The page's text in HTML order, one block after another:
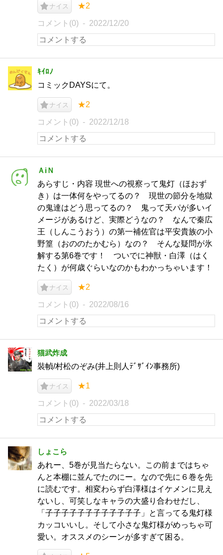
ナイス ★2
コメント(0) 2022/12/20
ｷｲﾛﾉ
コミックDAYSにて。
ナイス ★2
コメント(0) 2022/12/18
ＡiＮ
あらすじ・内容 現世への視察って鬼灯（ほおず
き）は一体何をやってるの？ 現世の節分を地獄
の鬼達はどう思ってるの？ 鬼って天パが多いイ
メージがあるけど、実際どうなの？ なんで秦広
王（しんこうおう）の第一補佐官は平安貴族の小
野篁（おののたかむら）なの？ そんな疑問が氷
解する第6巻です！ ついでに神獣・白澤（はく
たく）が何歳ぐらいなのかもわかっちゃいます！
ナイス ★2
コメント(0) 2022/08/16
猫武炸成
裝幀/村松のぞみ(井上則人ﾃﾞｻﾞｲﾝ事務所)
ナイス ★1
コメント(0) 2022/03/18
しょこら
あれー、5巻が見当たらない。この前まではちゃ
んと本棚に並んでたのにー。なので先に６巻を先
に読むです。相変わらず白澤様はイケメンに見え
ないし、可笑しなキャラの大盛り合わせだし、
「子子子子子子子子子子子子」と言ってる鬼灯様
カッコいいし。そして小さな鬼灯様がめっちゃ可
愛い。オススメのシーンが多すぎて困る。